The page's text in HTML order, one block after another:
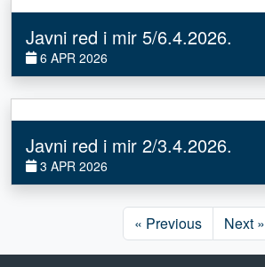
Javni red i mir 5/6.4.2026.
6 APR 2026
Javni red i mir 2/3.4.2026.
3 APR 2026
« Previous Next »